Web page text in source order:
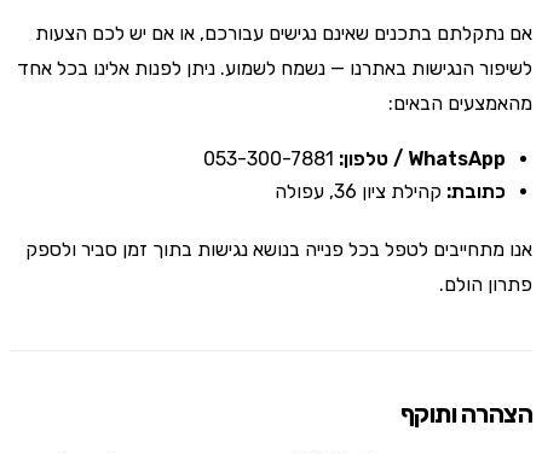
אם נתקלתם בתכנים שאינם נגישים עבורכם, או אם יש לכם הצעות
לשיפור הנגישות באתרנו — נשמח לשמוע. ניתן לפנות אלינו בכל אחד
מהאמצעים הבאים:
WhatsApp / טלפון:
053-300-7881
כתובת: קהילת ציון 36, עפולה
אנו מתחייבים לטפל בכל פנייה בנושא נגישות בתוך זמן סביר ולספק
פתרון הולם.
הצהרה ותוקף